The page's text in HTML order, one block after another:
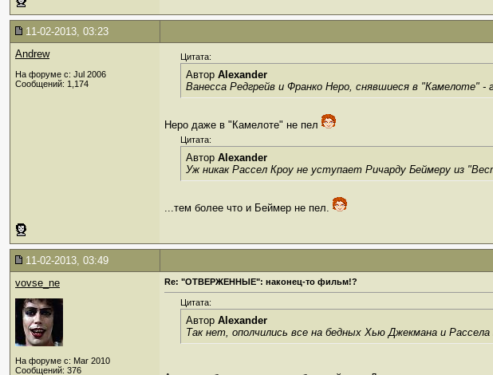
11-02-2013, 03:23
Andrew
На форуме с: Jul 2006
Сообщений: 1,174
Цитата:
Автор Alexander
Ванесса Редгрейв и Франко Неро, снявшиеся в "Камелоте" -
Неро даже в "Камелоте" не пел
Цитата:
Автор Alexander
Уж никак Рассел Кроу не уступает Ричарду Беймеру из
...тем более что и Беймер не пел.
11-02-2013, 03:49
vovse_ne
На форуме с: Mar 2010
Сообщений: 376
Re: "ОТВЕРЖЕННЫЕ": наконец-то фильм!?
Цитата:
Автор Alexander
Так нет, ополчились все на бедных Хью Джекмана и